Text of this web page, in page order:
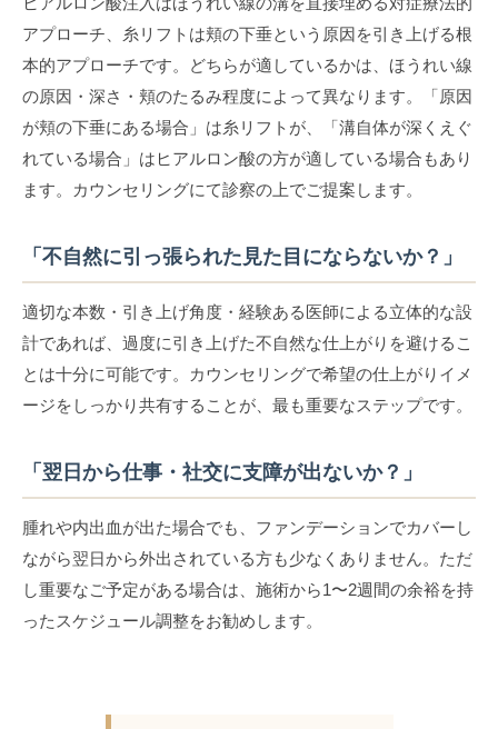
アプローチ、糸リフトは頬の下垂という原因を引き上げる根
本的アプローチです。どちらが適しているかは、ほうれい線
の原因・深さ・頬のたるみ程度によって異なります。「原因
が頬の下垂にある場合」は糸リフトが、「溝自体が深くえぐ
れている場合」はヒアルロン酸の方が適している場合もあり
ます。カウンセリングにて診察の上でご提案します。
「不自然に引っ張られた見た目にならないか？」
適切な本数・引き上げ角度・経験ある医師による立体的な設
計であれば、過度に引き上げた不自然な仕上がりを避けるこ
とは十分に可能です。カウンセリングで希望の仕上がりイメ
ージをしっかり共有することが、最も重要なステップです。
「翌日から仕事・社交に支障が出ないか？」
腫れや内出血が出た場合でも、ファンデーションでカバーし
ながら翌日から外出されている方も少なくありません。ただ
し重要なご予定がある場合は、施術から1〜2週間の余裕を持
ったスケジュール調整をお勧めします。